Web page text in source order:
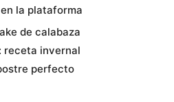
la plataforma
de calabaza
receta invernal
perfecto